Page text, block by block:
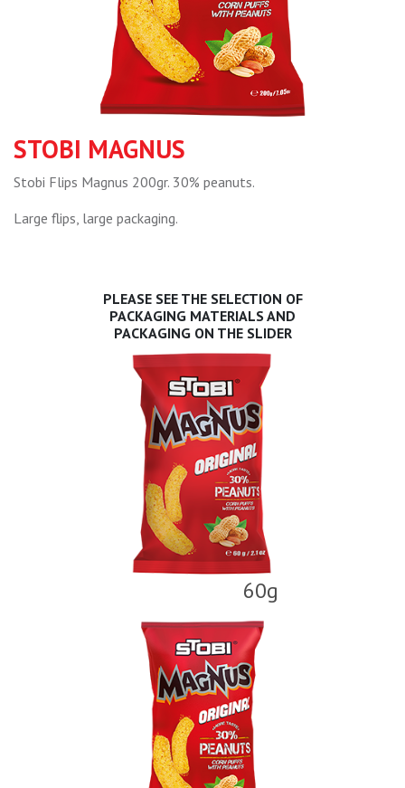
STOBI MAGNUS
Stobi Flips Magnus 200gr. 30% peanuts.
Large flips, large packaging.
PLEASE SEE THE SELECTION OF
PACKAGING MATERIALS AND
PACKAGING ON THE SLIDER
60g